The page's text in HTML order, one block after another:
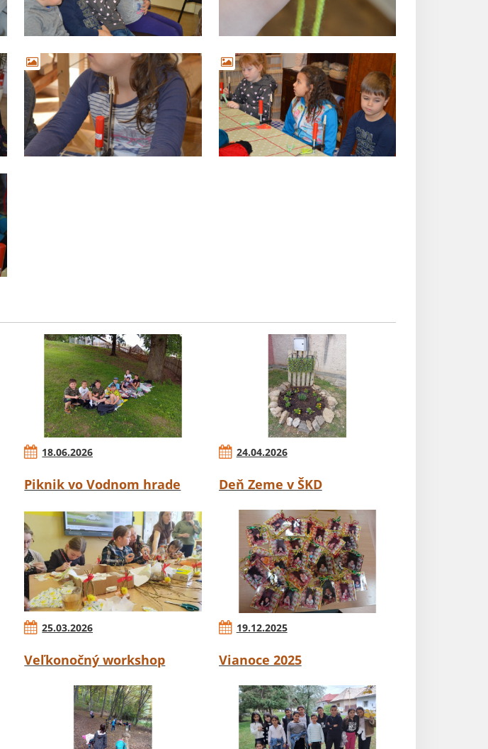
18.06.2026
Piknik vo Vodnom hrade
24.04.2026
Deň Zeme v ŠKD
25.03.2026
Veľkonočný workshop
19.12.2025
Vianoce 2025